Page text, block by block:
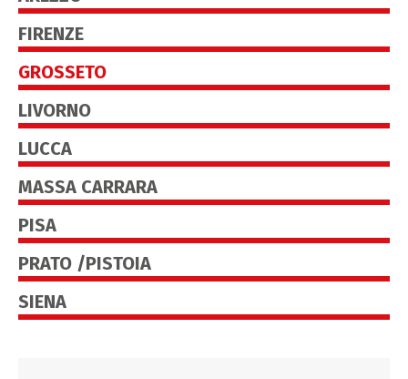
FIRENZE
GROSSETO
LIVORNO
LUCCA
MASSA CARRARA
PISA
PRATO /PISTOIA
SIENA